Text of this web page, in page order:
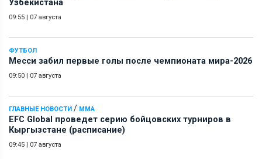
Узбекистана
09:55 | 07 августа
ФУТБОЛ
Месси забил первые голы после чемпионата мира-2026
09:50 | 07 августа
ГЛАВНЫЕ НОВОСТИ / ММА
EFC Global проведет серию бойцовских турниров в
Кыргызстане (расписание)
09:45 | 07 августа